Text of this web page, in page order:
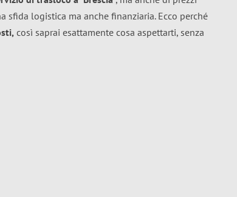
sfida logistica ma anche finanziaria. Ecco perché
così saprai esattamente cosa aspettarti, senza